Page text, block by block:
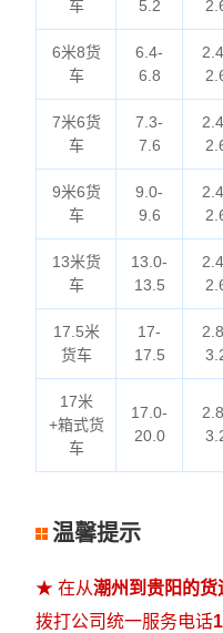
车
5.2
6米8货
车
6.4-
6.8
7米6货
车
7.3-
7.6
9米6货
车
9.0-
9.6
13米货
车
13.0-
13.5
17.5米
货车
17-
17.5
17米
+箱式货
车
17.0-
20.0
温馨提示
★ 在从潮州到贵阳的货
拨打公司统一服务电话